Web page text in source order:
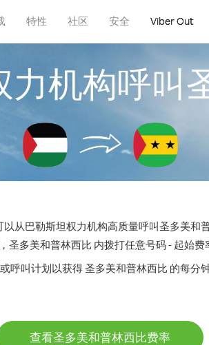
特性 社区 安全 Viber Out
机构呼叫
以从巴勒斯坦权力机构高质量呼叫圣多美和普
圣多美和普林西比 内拨打任意号码 - 起始费
呼叫计划以获得 圣多美和普林西比 的每分钟
查看圣多美和普林西比费率